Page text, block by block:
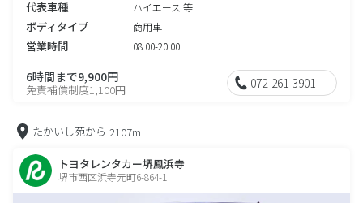
代表車種 ハイエース 等
ボディタイプ 商用車
営業時間 08:00-20:00
6時間まで9,900円
免責補償制度1,100円 072-261-3901
たかいし苑から 2107m
トヨタレンタカー堺鳳浜寺
堺市西区浜寺元町6-864-1